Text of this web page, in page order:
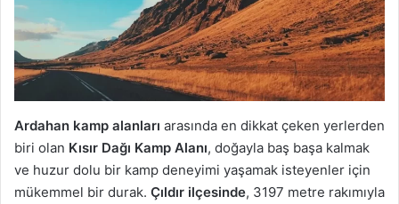
Ardahan kamp alanları arasında en dikkat çeken yerlerden
biri olan Kısır Dağı Kamp Alanı, doğayla baş başa kalmak
ve huzur dolu bir kamp deneyimi yaşamak isteyenler için
mükemmel bir durak. Çıldır ilçesinde, 3197 metre rakımıyla